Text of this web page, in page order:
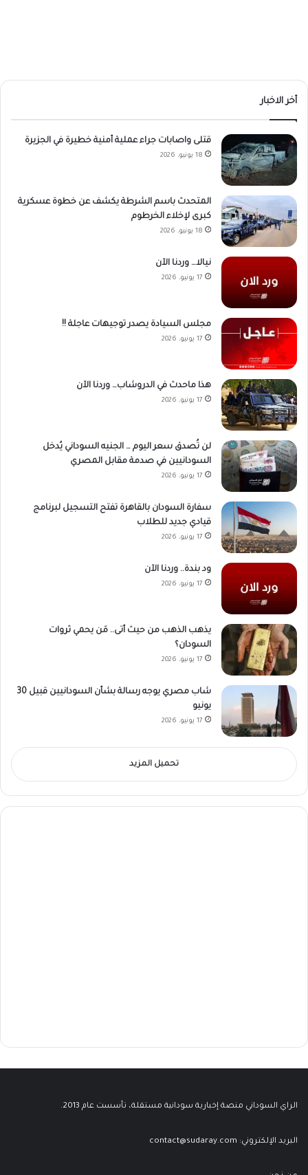
أخر الاخبار
قتلى واصابات جراء عملية أمنية خطيرة في الجزيرة
18 يونيو، 2026
المتحدث باسم الشرطة يكشف عن خطوة عسكرية
كبرى لإخلاء الخرطوم
18 يونيو، 2026
نيالا… وردنا الآن
17 يونيو، 2026
مجلس السيادة يصدر توجيهات عاجلة !!
17 يونيو، 2026
هذا ماحدث في الدروشاب… وردنا الآن
17 يونيو، 2026
لن تُصدق سعر اليوم … الجنيه السوداني يُدخل
السودانيين في صدمة مقابل المصري
17 يونيو، 2026
سفارة السودان بالقاهرة تفتح التسجيل لبرنامج
قيادي جديد للطلاب
17 يونيو، 2026
ود بندة.. وردنا الآن
17 يونيو، 2026
يذهب الذهب من حيث أتى.. مَن يحمي ثروات
السودان؟
17 يونيو، 2026
شاب مصري يوجه رسالة بشأن السودانيين قبيل 30
يونيو
17 يونيو، 2026
تحميل المزيد
الراي السوداني منصة إخبارية سودانية مستقلة، تأسست عام 2013.
البريد الإلكتروني: contact@sudaray.com